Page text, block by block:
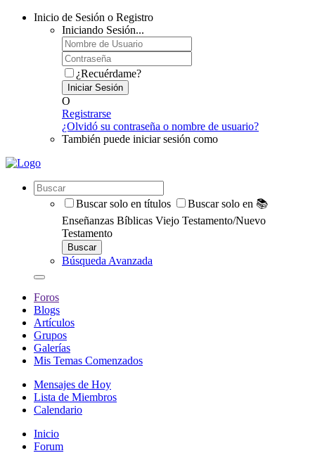
Inicio de Sesión o Registro
Iniciando Sesión...
¿Recuérdame?
Iniciar Sesión
O
Registrarse
¿Olvidó su contraseña o nombre de usuario?
También puede iniciar sesión como
Buscar solo en títulos
Buscar solo en 📚
Enseñanzas Bíblicas Viejo Testamento/Nuevo
Testamento
Buscar
Búsqueda Avanzada
Foros
Blogs
Artículos
Grupos
Galerías
Mis Temas Comenzados
Mensajes de Hoy
Lista de Miembros
Calendario
Inicio
Forum